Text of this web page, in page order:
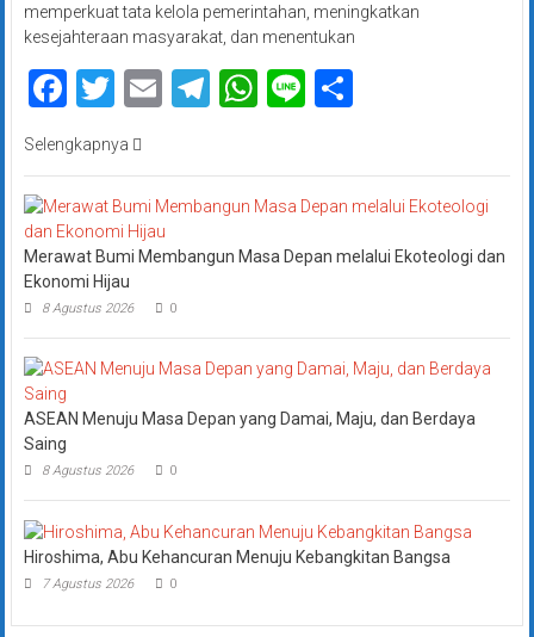
memperkuat tata kelola pemerintahan, meningkatkan
kesejahteraan masyarakat, dan menentukan
Facebook
Twitter
EmailTelegram
WhatsApp
LineShare
Selengkapnya
Merawat Bumi Membangun Masa Depan melalui Ekoteologi dan
Ekonomi Hijau
8 Agustus 2026 0
ASEAN Menuju Masa Depan yang Damai, Maju, dan Berdaya
Saing
8 Agustus 2026 0
Hiroshima, Abu Kehancuran Menuju Kebangkitan Bangsa
7 Agustus 2026 0